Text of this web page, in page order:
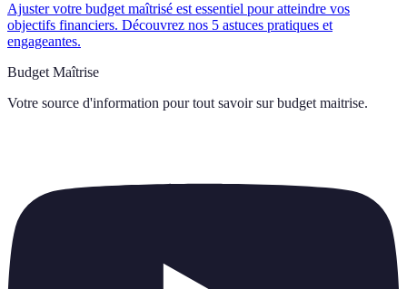
Ajuster votre budget maîtrisé est essentiel pour atteindre vos
objectifs financiers. Découvrez nos 5 astuces pratiques et
engageantes.
Budget Maîtrise
Votre source d'information pour tout savoir sur budget maitrise.